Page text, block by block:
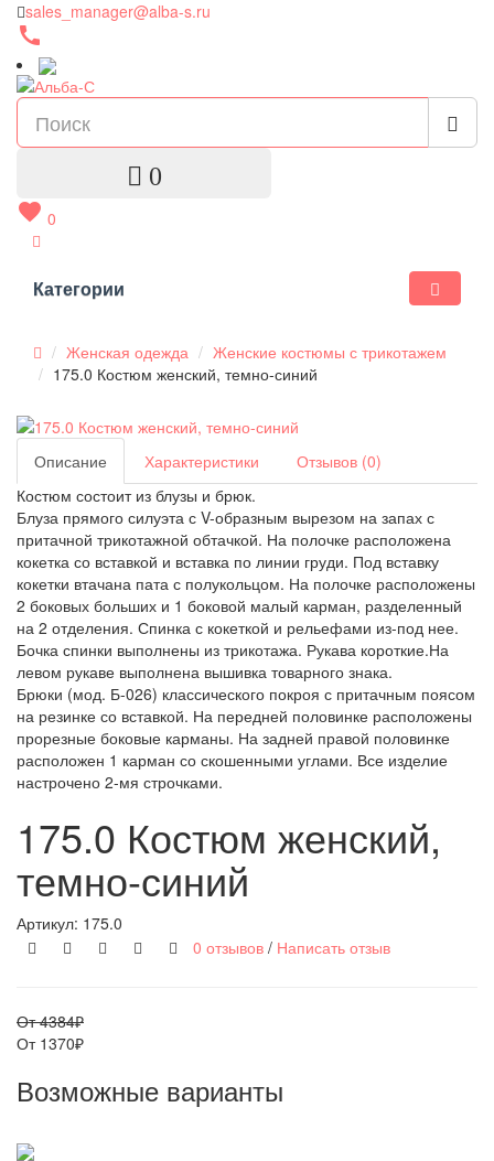
sales_manager@alba-s.ru
call
0
favorite 0
Категории
Женская одежда
Женские костюмы с трикотажем
175.0 Костюм женский, темно-синий
Описание Характеристики
Отзывов (0)
Костюм состоит из блузы и брюк.
Блуза прямого силуэта с V-образным вырезом на запах с
притачной трикотажной обтачкой. На полочке расположена
кокетка со вставкой и вставка по линии груди. Под вставку
кокетки втачана пата с полукольцом. На полочке расположены
2 боковых больших и 1 боковой малый карман, разделенный
на 2 отделения. Спинка с кокеткой и рельефами из-под нее.
Бочка спинки выполнены из трикотажа. Рукава короткие.На
левом рукаве выполнена вышивка товарного знака.
Брюки (мод. Б-026) классического покроя с притачным поясом
на резинке со вставкой. На передней половинке расположены
прорезные боковые карманы. На задней правой половинке
расположен 1 карман со скошенными углами. Все изделие
настрочено 2-мя строчками.
175.0 Костюм женский,
темно-синий
Артикул: 175.0
0 отзывов / Написать отзыв
От 4384₽
От 1370₽
Возможные варианты